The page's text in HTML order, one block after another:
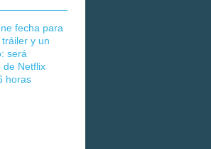
fecha para
y un
será
de Netflix
horas